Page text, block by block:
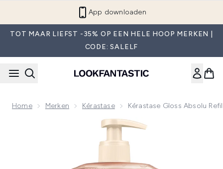
App downloaden
TOT MAAR LIEFST -35% OP EEN HELE HOOP MERKEN |
CODE: SALELF
Home Merken Kérastase Kérastase Gloss Absolu
Now showing image 1 Kérastase Gloss Absolu Refillable